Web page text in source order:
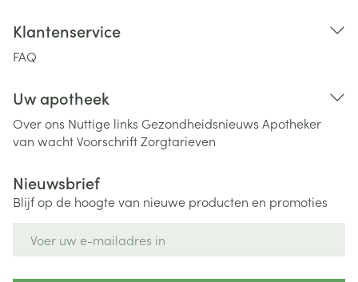
Klantenservice
FAQ
Uw apotheek
Over ons Nuttige links Gezondheidsnieuws Apotheker
van wachtVoorschriftZorgtarieven
Nieuwsbrief
Blijf op de hoogte van nieuwe producten en promoties